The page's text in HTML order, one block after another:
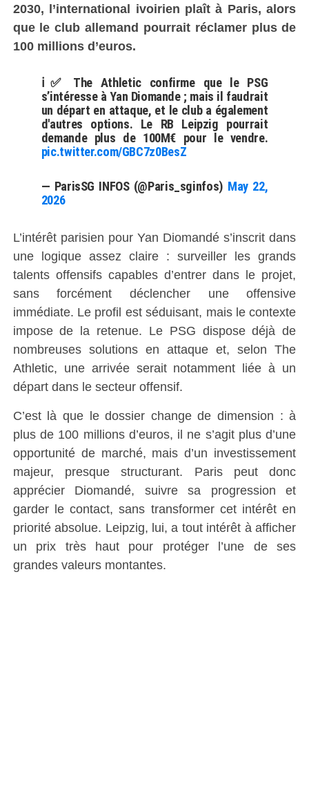
2030, l’international ivoirien plaît à Paris, alors
que le club allemand pourrait réclamer plus de
100 millions d’euros.
ℹ️✅ The Athletic confirme que le PSG
s’intéresse à Yan Diomande ; mais il faudrait
un départ en attaque, et le club a également
d'autres options. Le RB Leipzig pourrait
demande plus de 100M€ pour le vendre.
pic.twitter.com/GBC7z0BesZ
— ParisSG INFOS (@Paris_sginfos) May 22,
2026
L’intérêt parisien pour Yan Diomandé s’inscrit dans
une logique assez claire : surveiller les grands
talents offensifs capables d’entrer dans le projet,
sans forcément déclencher une offensive
immédiate. Le profil est séduisant, mais le contexte
impose de la retenue. Le PSG dispose déjà de
nombreuses solutions en attaque et, selon The
Athletic, une arrivée serait notamment liée à un
départ dans le secteur offensif.
C’est là que le dossier change de dimension : à
plus de 100 millions d’euros, il ne s’agit plus d’une
opportunité de marché, mais d’un investissement
majeur, presque structurant. Paris peut donc
apprécier Diomandé, suivre sa progression et
garder le contact, sans transformer cet intérêt en
priorité absolue. Leipzig, lui, a tout intérêt à afficher
un prix très haut pour protéger l’une de ses
grandes valeurs montantes.